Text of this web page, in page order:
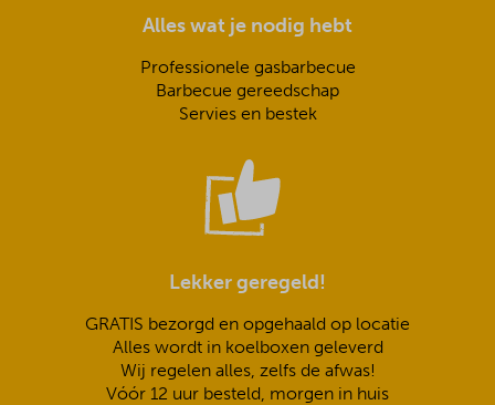
Alles wat je nodig hebt
Professionele gasbarbecue
Barbecue gereedschap
Servies en bestek
Lekker geregeld!
GRATIS bezorgd en opgehaald op locatie
Alles wordt in koelboxen geleverd
Wij regelen alles, zelfs de afwas!
Vóór 12 uur besteld, morgen in huis